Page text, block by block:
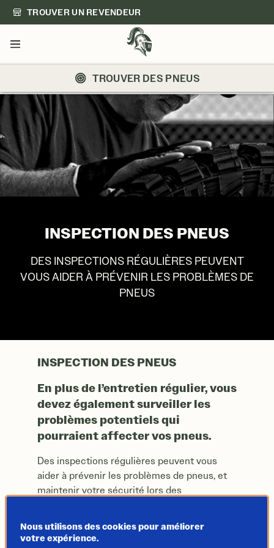
TROUVER UN REVENDEUR
Menu
TROUVER DES PNEUS
INSPECTION DES PNEUS
INSPECTION DES PNEUS
DES INSPECTIONS RÉGULIÈRES PEUVENT
VOUS AIDER À PRÉVENIR LES PROBLÈMES DE
PNEUS
INSPECTION DES PNEUS
En plus de l’entretien régulier, vous
devez également surveiller les
problèmes potentiels qui
pourraient affecter vos pneus.
Des inspections régulières peuvent vous
aider à prévenir les problèmes de pneus, et
maintenir votre sécurité lors des
Lorsque vous inspectez vos pneus,
Nous utilisons des cookies pour améliorer
votre expérience.